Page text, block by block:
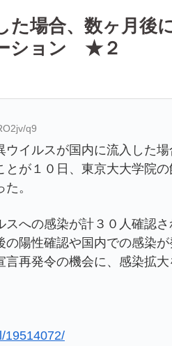
た場合、数ヶ月後
ション ★２
q9
イルスが国内に流入した場
が１０日、東京大大学院
。
への感染が計３０人確認さ
陽性確認や国内での感染
再発令の機会に、感染拡
19514072/